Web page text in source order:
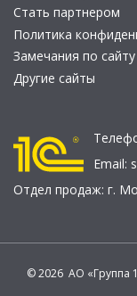
Стать партнером
Политика
Замечания по сайту
Другие сайты
Email:
Отдел продаж: г.
© 2026 АО «Группа